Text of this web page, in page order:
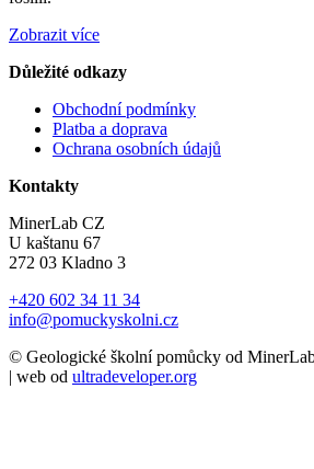
Zobrazit více
Důležité odkazy
Obchodní podmínky
Platba a doprava
Ochrana osobních údajů
Kontakty
MinerLab CZ
U kaštanu 67
272 03 Kladno 3
+420 602 34 11 34
info@pomuckyskolni.cz
© Geologické školní pomůcky od
| web od ultradeveloper.org